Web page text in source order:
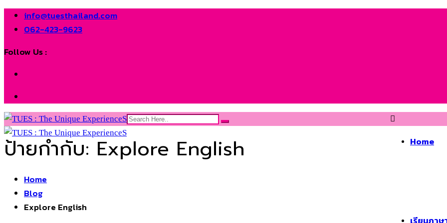
info@tuesthailand.com
062-423-9623
Follow Us :
Home
ป้ายกำกับ: Explore English
Home
Blog
Explore English